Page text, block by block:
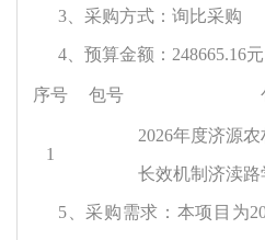
3 、采购方式：询比采购
4、预算金额：248665.16元
序号 包号
1
2026年度济源
长效机制济渎路
5 、采购需求：本项目为